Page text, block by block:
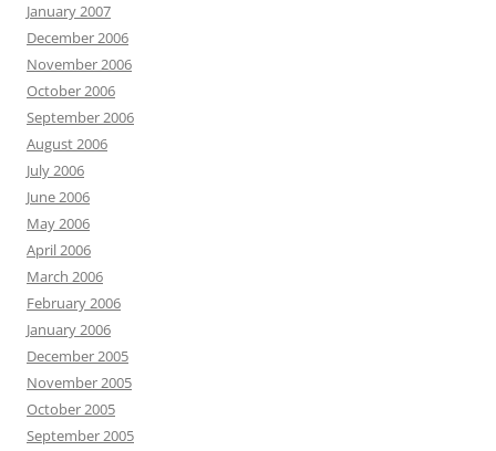
January 2007
December 2006
November 2006
October 2006
September 2006
August 2006
July 2006
June 2006
May 2006
April 2006
March 2006
February 2006
January 2006
December 2005
November 2005
October 2005
September 2005